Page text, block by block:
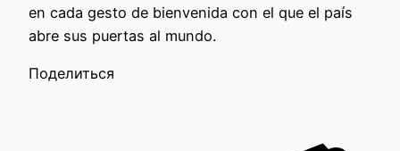
en cada gesto de bienvenida con el que el país
abre sus puertas al mundo.
Поделиться